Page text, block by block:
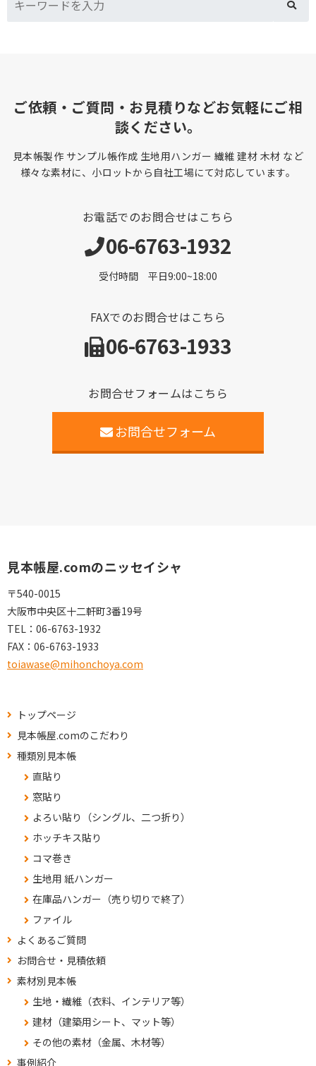
ご依頼・ご質問・お見積りなどお気軽にご相
談ください。
見本帳製作 サンプル帳作成 生地用ハンガー 繊維 建材 木材 など
様々な素材に、小ロットから自社工場にて対応しています。
お電話でのお問合せはこちら
06-6763-1932
受付時間 平日9:00~18:00
FAXでのお問合せはこちら
06-6763-1933
お問合せフォームはこちら
お問合せフォーム
見本帳屋.comのニッセイシャ
〒540-0015
大阪市中央区十二軒町3番19号
TEL： 06-6763-1932
FAX： 06-6763-1933
toiawase@mihonchoya.com
トップページ
見本帳屋.comのこだわり
種類別見本帳
直貼り
窓貼り
よろい貼り（シングル、二つ折り）
ホッチキス貼り
コマ巻き
生地用 紙ハンガー
在庫品ハンガー（売り切りで終了）
ファイル
よくあるご質問
お問合せ・見積依頼
素材別見本帳
生地・繊維（衣料、インテリア等）
建材（建築用シート、マット等）
その他の素材（金属、木材等）
事例紹介